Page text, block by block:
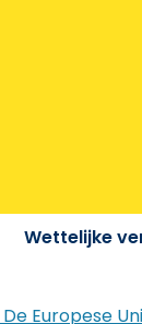
Wettelijke